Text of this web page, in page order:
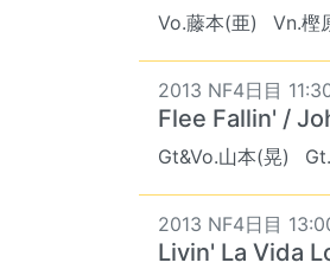
Vo.藤本(亜) Vn.樫
2013 NF4日目
Flee Fallin' /
Gt&Vo.山本(晃)
2013 NF4日目
Livin' La Vida